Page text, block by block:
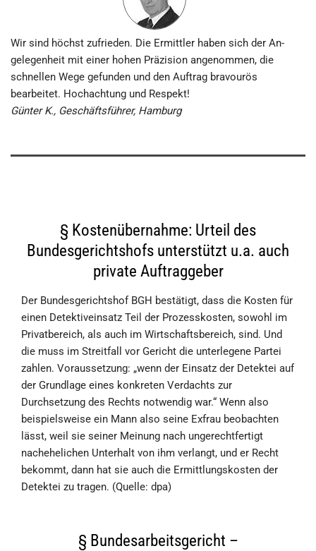
Wir sind höchst zufrieden. Die Ermittler haben sich der An­
gelegen­heit mit einer hohen Präzision an­ge­nommen, die
schnellen Wege gefunden und den Auftrag bravourös
bearbeitet. Hoch­achtung und Respekt!
Günter K., Geschäftsführer, Hamburg
§ Kostenübernahme: Urteil des
Bundesgerichtshofs unterstützt u.a. auch
private Auftraggeber
Der Bundesgerichtshof BGH bestätigt, dass die Kosten für
einen Detektiveinsatz Teil der Prozesskosten, sowohl im
Privatbereich, als auch im Wirtschaftsbereich, sind. Und
die muss im Streitfall vor Gericht die unterlegene Partei
zahlen. Voraussetzung: „wenn der Einsatz der Detektei auf
der Grundlage eines konkreten Verdachts zur
Durchsetzung des Rechts notwendig war.“ Wenn also
beispielsweise ein Mann also seine Exfrau beobachten
lässt, weil sie seiner Meinung nach ungerechtfertigt
nachehelichen Unterhalt von ihm verlangt, und er Recht
bekommt, dann hat sie auch die Ermittlungskosten der
Detektei zu tragen. (Quelle: dpa)
§ Bundesarbeitsgericht –